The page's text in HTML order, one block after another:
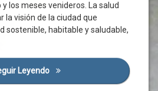
los meses venideros. La salud
la visión de la ciudad que
sostenible, habitable y saludable,
Leyendo Adecuar El Viario Y Los